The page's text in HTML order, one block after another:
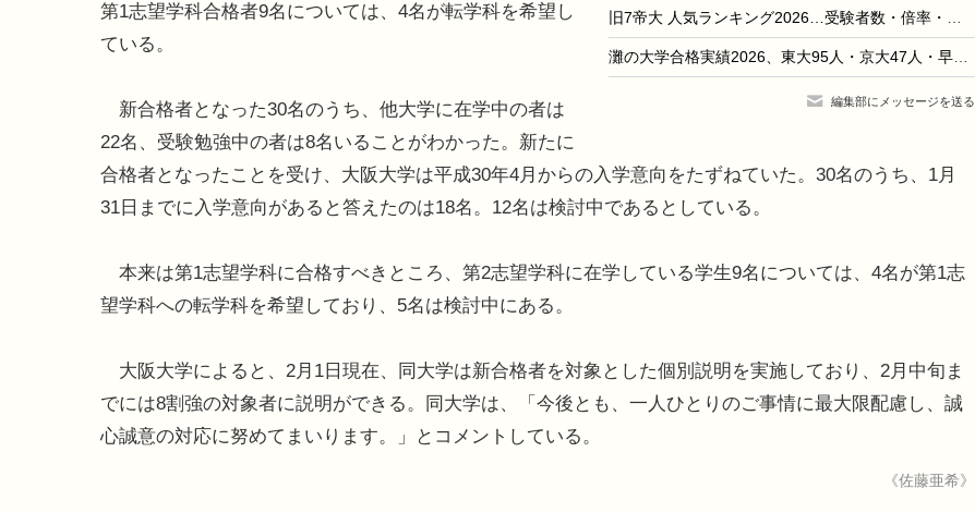
旧7帝大 人気ランキング2026…受験者数・倍率・入学辞退率
灘の大学合格実績2026、東大95人・京大47人・早慶59人
編集部にメッセージを送る
第1志望学科合格者9名については、4名が転学科を希望し
ている。
新合格者となった30名のうち、他大学に在学中の者は
22名、受験勉強中の者は8名いることがわかった。新たに
合格者となったことを受け、大阪大学は平成30年4月からの入学意向をたずねていた。30名のうち、1月
31日までに入学意向があると答えたのは18名。12名は検討中であるとしている。
本来は第1志望学科に合格すべきところ、第2志望学科に在学している学生9名については、4名が第1志
望学科への転学科を希望しており、5名は検討中にある。
大阪大学によると、2月1日現在、同大学は新合格者を対象とした個別説明を実施しており、2月中旬ま
でには8割強の対象者に説明ができる。同大学は、「今後とも、一人ひとりのご事情に最大限配慮し、誠
心誠意の対応に努めてまいります。」とコメントしている。
《佐藤亜希》